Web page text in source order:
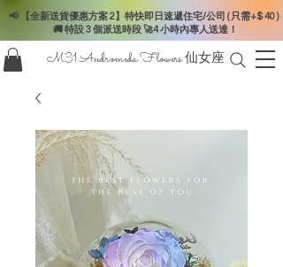
📢 【全新送貨優惠方案 2】特快即日速遞住宅/公司 ( 只需+$ 40 )
🚚 特設 3 個派送時段 🚀4 小時內專人送達！
M31 Andromeda Flowers 仙女座